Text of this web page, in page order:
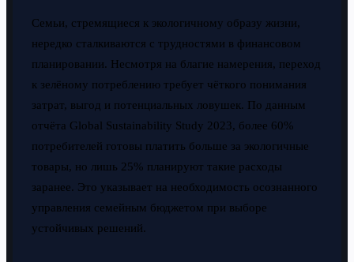
Семьи, стремящиеся к экологичному образу жизни,
нередко сталкиваются с трудностями в финансовом
планировании. Несмотря на благие намерения, переход
к зелёному потреблению требует чёткого понимания
затрат, выгод и потенциальных ловушек. По данным
отчёта Global Sustainability Study 2023, более 60%
потребителей готовы платить больше за экологичные
товары, но лишь 25% планируют такие расходы
заранее. Это указывает на необходимость осознанного
управления семейным бюджетом при выборе
устойчивых решений.